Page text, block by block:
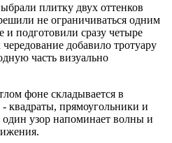
плитку двух оттенков
не ограничиваться одним
и подготовили сразу четыре
добавило тротуару
часть визуально
фоне складывается в
квадраты, прямоугольники и
узор напоминает волны и